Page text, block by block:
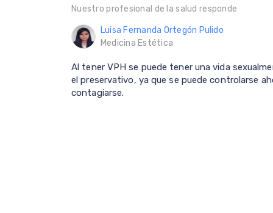
Nuestro profesional de la salud responde
Luisa Fernanda Ortegón Pulido
Medicina Estética
Al tener VPH se puede tener una vida
el preservativo, ya que se puede controlarse
contagiarse.